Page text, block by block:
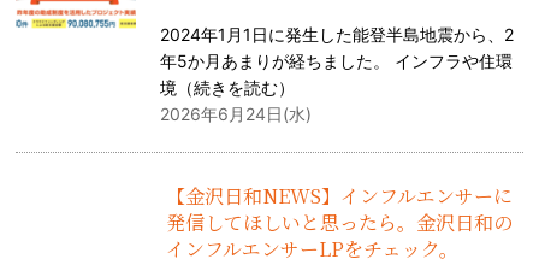
2024年1月1日に発生した能登半島地震から、2
年5か月あまりが経ちました。 インフラや住環
境（続きを読む）
2026年6月24日(水)
【金沢日和NEWS】インフルエンサーに
発信してほしいと思ったら。金沢日和の
インフルエンサーLPをチェック。